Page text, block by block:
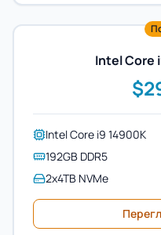
Intel Core
Intel Core i9 14900K
192GB DDR5
2x4TB NVMe